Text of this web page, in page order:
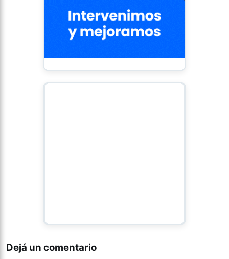
Dejá un comentario